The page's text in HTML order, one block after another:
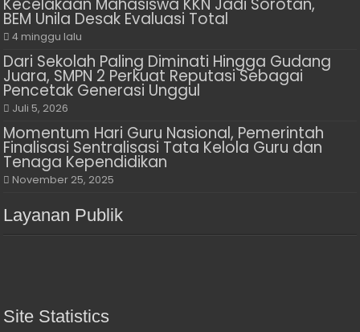
Kecelakaan Mahasiswa KKN Jadi Sorotan,
BEM Unila Desak Evaluasi Total
4 minggu lalu
Dari Sekolah Paling Diminati Hingga Gudang
Juara, SMPN 2 Perkuat Reputasi Sebagai
Pencetak Generasi Unggul
Juli 5, 2026
Momentum Hari Guru Nasional, Pemerintah
Finalisasi Sentralisasi Tata Kelola Guru dan
Tenaga Kependidikan
November 25, 2025
Layanan Publik
Site Statistics